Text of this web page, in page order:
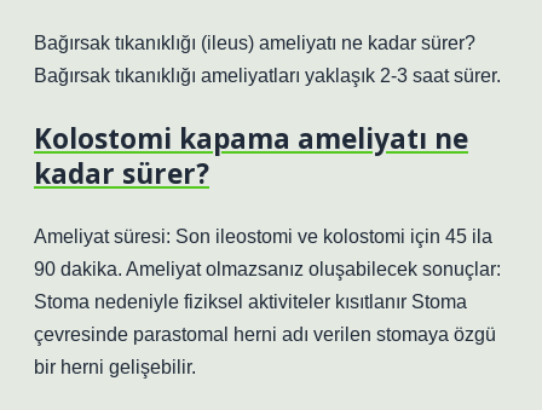
Bağırsak tıkanıklığı (ileus) ameliyatı ne kadar sürer?
Bağırsak tıkanıklığı ameliyatları yaklaşık 2-3 saat sürer.
Kolostomi kapama ameliyatı ne
kadar sürer?
Ameliyat süresi: Son ileostomi ve kolostomi için 45 ila
90 dakika. Ameliyat olmazsanız oluşabilecek sonuçlar:
Stoma nedeniyle fiziksel aktiviteler kısıtlanır Stoma
çevresinde parastomal herni adı verilen stomaya özgü
bir herni gelişebilir.